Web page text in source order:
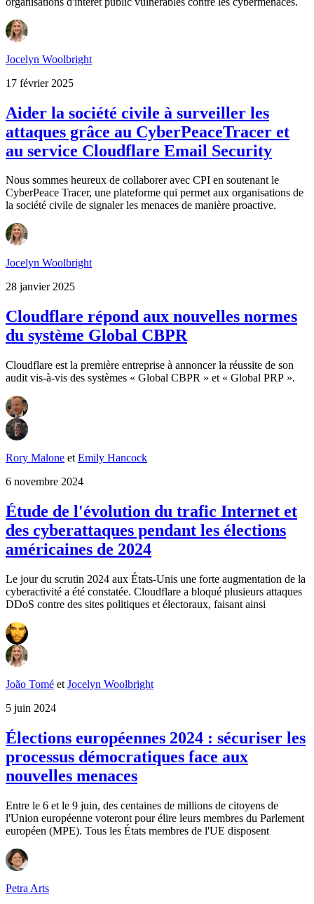
Jocelyn Woolbright
17 février 2025
Aider la société civile à surveiller les
attaques grâce au CyberPeaceTracer et
au service Cloudflare Email Security
Nous sommes heureux de collaborer avec CPI en soutenant le
CyberPeace Tracer, une plateforme qui permet aux organisations de
la société civile de signaler les menaces de manière proactive.
Jocelyn Woolbright
28 janvier 2025
Cloudflare répond aux nouvelles normes
du système Global CBPR
Cloudflare est la première entreprise à annoncer la réussite de son
audit vis-à-vis des systèmes « Global CBPR » et « Global PRP ».
Rory Malone et Emily Hancock
6 novembre 2024
Étude de l'évolution du trafic Internet et
des cyberattaques pendant les élections
américaines de 2024
Le jour du scrutin 2024 aux États-Unis une forte augmentation de la
cyberactivité a été constatée. Cloudflare a bloqué plusieurs attaques
DDoS contre des sites politiques et électoraux, faisant ainsi
João Tomé et Jocelyn Woolbright
5 juin 2024
Élections européennes 2024 : sécuriser les
processus démocratiques face aux
nouvelles menaces
Entre le 6 et le 9 juin, des centaines de millions de citoyens de
l'Union européenne voteront pour élire leurs membres du Parlement
européen (MPE). Tous les États membres de l'UE disposent
Petra Arts